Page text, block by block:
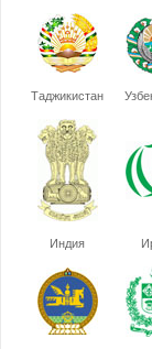
Таджикистан
Индия